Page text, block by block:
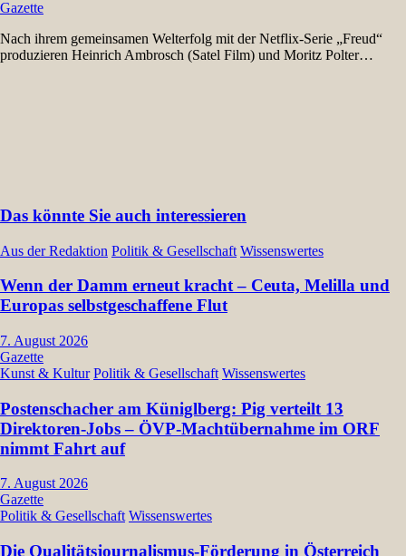
Gazette
Nach ihrem gemeinsamen Welterfolg mit der Netflix-Serie „Freud“
produzieren Heinrich Ambrosch (Satel Film) und Moritz Polter…
Das könnte Sie auch interessieren
Aus der Redaktion Politik & Gesellschaft Wissenswertes
Wenn der Damm erneut kracht – Ceuta, Melilla und
Europas selbstgeschaffene Flut
7. August 2026
Gazette
Kunst & Kultur Politik & Gesellschaft Wissenswertes
Postenschacher am Küniglberg: Pig verteilt 13
Direktoren-Jobs – ÖVP-Machtübernahme im ORF
nimmt Fahrt auf
7. August 2026
Gazette
Politik & Gesellschaft Wissenswertes
Die Qualitätsjournalismus-Förderung in Österreich